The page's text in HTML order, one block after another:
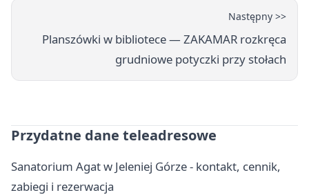
Następny >>
Planszówki w bibliotece — ZAKAMAR rozkręca
grudniowe potyczki przy stołach
Przydatne dane teleadresowe
Sanatorium Agat w Jeleniej Górze - kontakt, cennik,
zabiegi i rezerwacja